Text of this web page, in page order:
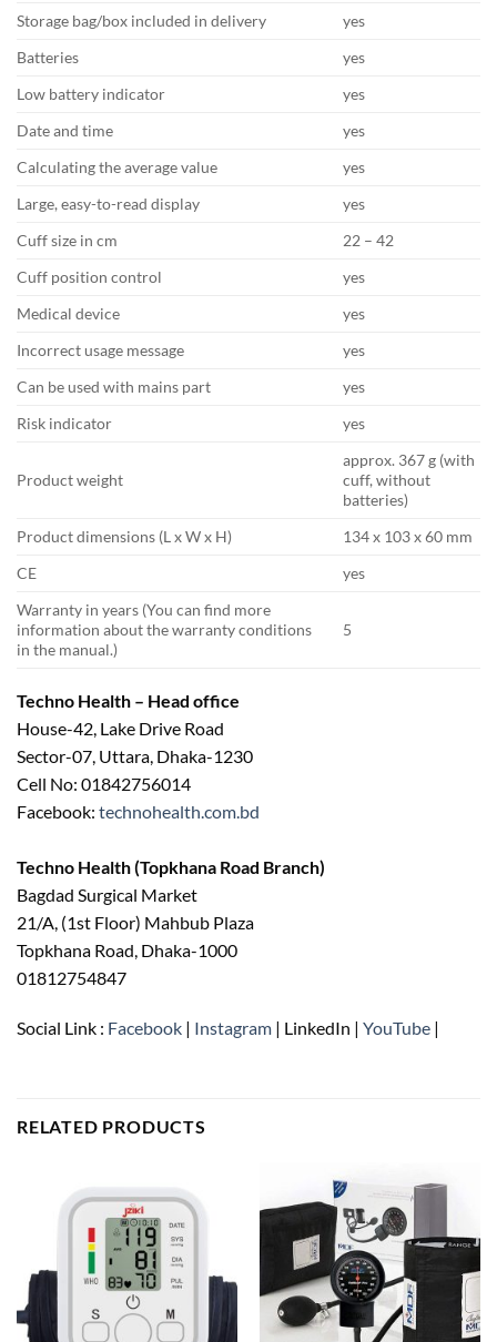
Storage bag/box included in delivery
yes
Batteries
yes
Low battery indicator
yes
Date and time
yes
Calculating the average value
yes
Large, easy-to-read display
yes
Cuff size in cm
22 – 42
Cuff position control
yes
Medical device
yes
Incorrect usage message
yes
Can be used with mains part
yes
Risk indicator
yes
Product weight
approx. 367 g (with
cuff, without
batteries)
Product dimensions (L x W x H)
134 x 103 x 60 mm
CE
yes
Warranty in years (You can find more
information about the warranty conditions
in the manual.)
5
Techno Health – Head office
House-42, Lake Drive Road
Sector-07, Uttara, Dhaka-1230
Cell No: 01842756014
Facebook: technohealth.com.bd
Techno Health (Topkhana Road Branch)
Bagdad Surgical Market
21/A, (1st Floor) Mahbub Plaza
Topkhana Road, Dhaka-1000
01812754847
Social Link : Facebook | Instagram | LinkedIn | YouTube |
RELATED PRODUCTS